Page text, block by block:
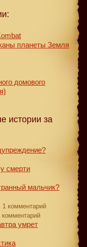
планеты Земля
домового
истории за
смерти
мальчик?
1 комментарий
комментарий
умрет